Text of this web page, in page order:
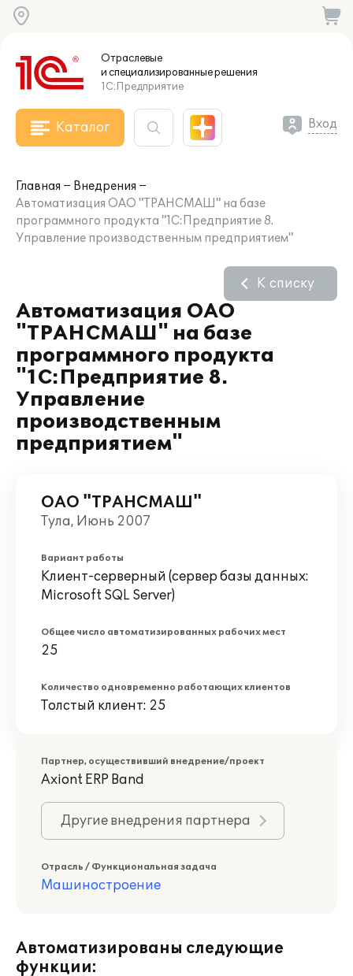
Отраслевые
и специализированныерешения
1С:Предприятие
Каталог Вход
Главная
Внедрения
Автоматизация ОАО "ТРАНСМАШ" на базе
программного продукта "1С:Предприятие 8.
Управление производственным предприятием"
Автоматизация ОАО
"ТРАНСМАШ" на базе
программного продукта
"1С:Предприятие 8.
Управление
производственным
предприятием"
К списку
ОАО "ТРАНСМАШ"
Тула, Июнь 2007
Вариант работы
Клиент-серверный (сервер базы данных:
Microsoft SQL Server)
Общее число автоматизированных рабочих мест
25
Количество одновременно работающих клиентов
Толстый клиент: 25
Партнер, осуществивший внедрение/проект
Axiont ERP Band
Другие внедрения партнера
Отрасль / Функциональная задача
Машиностроение
Автоматизированы следующие
функции: